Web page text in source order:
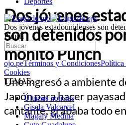
Dos jóvenes estadounidenses son
Punch
ojo.peTérminos y CondicionesPolítica
Cookies
TEMAS:
Últimas noticias
Gisela Valcarcel
Magaly Medina
Dos jóvenes
son detenidos
monito Punch
Uno ingresó a ambiente
Japón para hacer
cantante, grababa todo